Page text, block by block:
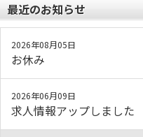
最近のお知らせ
2026年08月05日
お休み
2026年06月09日
求人情報アップしました